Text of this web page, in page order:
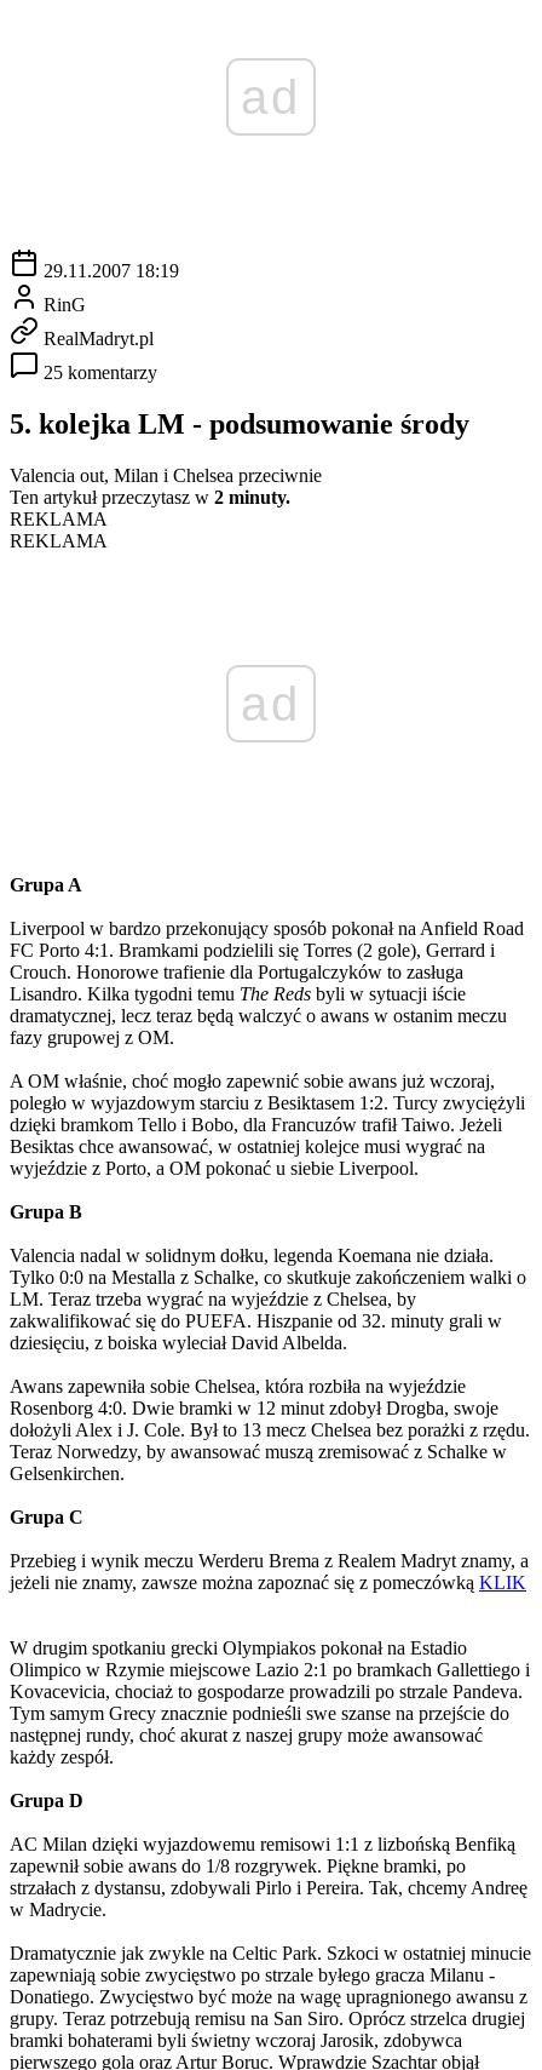
ad
29.11.2007 18:19
RinG
RealMadryt.pl
25 komentarzy
5. kolejka LM - podsumowanie środy
Valencia out, Milan i Chelsea przeciwnie
Ten artykuł przeczytasz w 2 minuty.
REKLAMA
REKLAMA
ad
Grupa A
Liverpool w bardzo przekonujący sposób pokonał na Anfield Road
FC Porto 4:1. Bramkami podzielili się Torres (2 gole), Gerrard i
Crouch. Honorowe trafienie dla Portugalczyków to zasługa
Lisandro. Kilka tygodni temu The Reds byli w sytuacji iście
dramatycznej, lecz teraz będą walczyć o awans w ostanim meczu
fazy grupowej z OM.
A OM właśnie, choć mogło zapewnić sobie awans już wczoraj,
poległo w wyjazdowym starciu z Besiktasem 1:2. Turcy zwyciężyli
dzięki bramkom Tello i Bobo, dla Francuzów trafił Taiwo. Jeżeli
Besiktas chce awansować, w ostatniej kolejce musi wygrać na
wyjeździe z Porto, a OM pokonać u siebie Liverpool.
Grupa B
Valencia nadal w solidnym dołku, legenda Koemana nie działa.
Tylko 0:0 na Mestalla z Schalke, co skutkuje zakończeniem walki o
LM. Teraz trzeba wygrać na wyjeździe z Chelsea, by
zakwalifikować się do PUEFA. Hiszpanie od 32. minuty grali w
dziesięciu, z boiska wyleciał David Albelda.
Awans zapewniła sobie Chelsea, która rozbiła na wyjeździe
Rosenborg 4:0. Dwie bramki w 12 minut zdobył Drogba, swoje
dołożyli Alex i J. Cole. Był to 13 mecz Chelsea bez porażki z rzędu.
Teraz Norwedzy, by awansować muszą zremisować z Schalke w
Gelsenkirchen.
Grupa C
Przebieg i wynik meczu Werderu Brema z Realem Madryt znamy, a
jeżeli nie znamy, zawsze można zapoznać się z pomeczówką KLIK
W drugim spotkaniu grecki Olympiakos pokonał na Estadio
Olimpico w Rzymie miejscowe Lazio 2:1 po bramkach Gallettiego i
Kovacevicia, chociaż to gospodarze prowadzili po strzale Pandeva.
Tym samym Grecy znacznie podnieśli swe szanse na przejście do
następnej rundy, choć akurat z naszej grupy może awansować
każdy zespół.
Grupa D
AC Milan dzięki wyjazdowemu remisowi 1:1 z lizbońską Benfiką
zapewnił sobie awans do 1/8 rozgrywek. Piękne bramki, po
strzałach z dystansu, zdobywali Pirlo i Pereira. Tak, chcemy Andreę
w Madrycie.
Dramatycznie jak zwykle na Celtic Park. Szkoci w ostatniej minucie
zapewniają sobie zwycięstwo po strzale byłego gracza Milanu -
Donatiego. Zwycięstwo być może na wagę upragnionego awansu z
grupy. Teraz potrzebują remisu na San Siro. Oprócz strzelca drugiej
bramki bohaterami byli świetny wczoraj Jarosik, zdobywca
pierwszego gola oraz Artur Boruc. Wprawdzie Szachtar objął